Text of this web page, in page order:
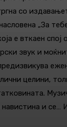
со
„За
е вткаен
звук и
целини,
и